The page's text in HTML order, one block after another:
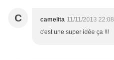
C camelita 11/11/2013 22:08
c'est une super idée ça !!!